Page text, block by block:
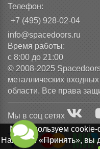
Телефон:
+7 (495) 928-02-04
info@spacedoors.ru
Время работы:
с 8:00 до 21:00
© 2008-2025
металлических
области. Все права
Мы в соц сетях
Мы используем
Нажимая «Принять», вы